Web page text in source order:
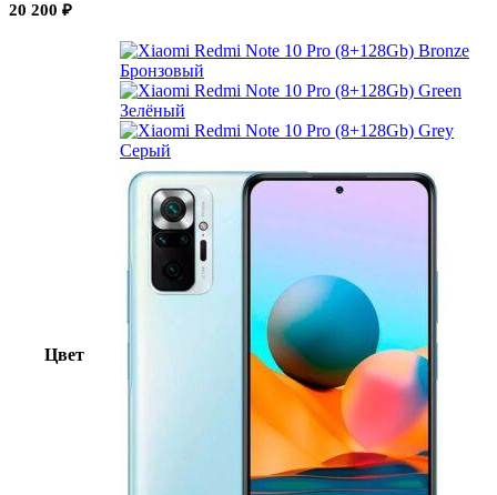
20 200 ₽
Цвет
Бронзовый
Зелёный
Серый